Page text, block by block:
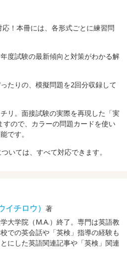
！本冊には、各形式ごとに練習問
度試験の最新傾向と対策がわかる解
たりの、模擬問題を2回分収録して
リ。面接試験の実際を再現した「実
ので、カラーの問題カードを使い
です。
いては、すべて対応できます。
イチロウ）著
大学院（M.A.）終了。専門は英語教
での英会話や「英検」指導の経験も
にした英語関連記事や「英検」関連